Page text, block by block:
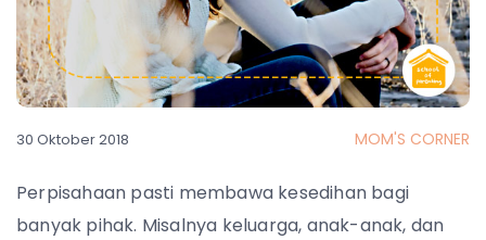
30 Oktober 2018 MOM'S CORNER
Perpisahaan pasti membawa kesedihan bagi
banyak pihak. Misalnya keluarga, anak-anak, dan